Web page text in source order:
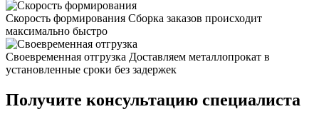
Скорость формирования Сборка заказов происходит
максимально быстро
Своевременная отгрузка Доставляем металлопрокат в
установленные сроки без задержек
Получите консультацию специалиста